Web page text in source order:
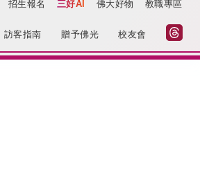
招生報名 三好AI 佛大好物 教職專區
訪客指南 贈予佛光 校友會